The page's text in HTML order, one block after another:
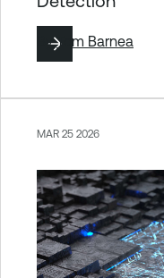
ByTom Barnea
MAR 25 2026